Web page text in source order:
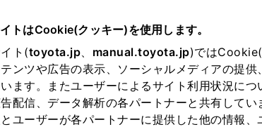
トはCookie(クッキー)を使用します。
ト(toyota.jp、 manual.toyota.jp)では
ンツや広告の表示、ソーシャルメディアの提
ます。またユーザーによるサイト利用状況に
配信、データ解析の各パートナーと共有して
ユーザーが各パートナーに提供した他の情報
クス
現在地を取得できませんでした。
該当する地域・都道府県をお選びください